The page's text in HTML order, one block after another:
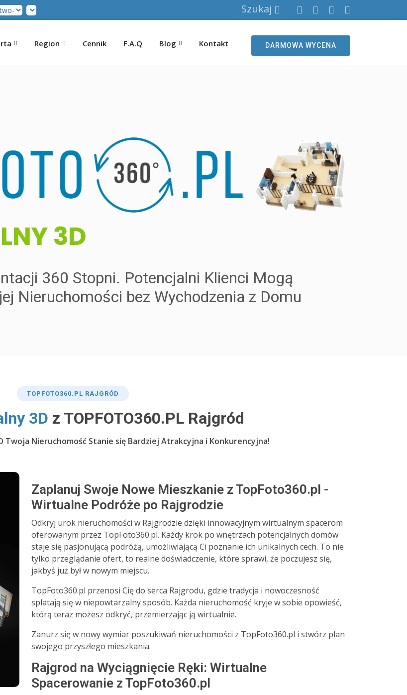
Szukaj
Region Cennik F.A.Q Blog Kontakt DARMOWA WYCENA
3D
360 Stopni. Potencjalni Klienci Mogą
Nieruchomości bez Wychodzenia z Domu
TOP FOTO360.PL RAJGRÓD
3D z TOPFOTO360.PL Rajgród
Twoja Nieruchomość Stanie się Bardziej Atrakcyjna i Konkurencyjna!
Zaplanuj Swoje Nowe Mieszkanie z TopFoto360.pl -
Wirtualne Podróże po Rajgrodzie
Odkryj urok nieruchomości w Rajgrodzie dzięki innowacyjnym wirtualnym spacerom
oferowanym przez TopFoto360.pl. Każdy krok po wnętrzach potencjalnych domów
staje się pasjonującą podróżą, umożliwiającą Ci poznanie ich unikalnych cech. To nie
tylko przeglądanie ofert, to realne doświadczenie, które sprawi, że poczujesz się,
jakbyś już był w nowym miejscu.
TopFoto360.pl przenosi Cię do serca Rajgrodu, gdzie tradycja i nowoczesność
splatają się w niepowtarzalny sposób. Każda nieruchomość kryje w sobie opowieść,
którą teraz możesz odkryć, przemierzając ją wirtualnie.
Zanurz się w nowy wymiar poszukiwań nieruchomości z TopFoto360.pl i stwórz plan
swojego przyszłego mieszkania.
Rajgrod na Wyciągnięcie Ręki: Wirtualne
Spacerowanie z TopFoto360.pl